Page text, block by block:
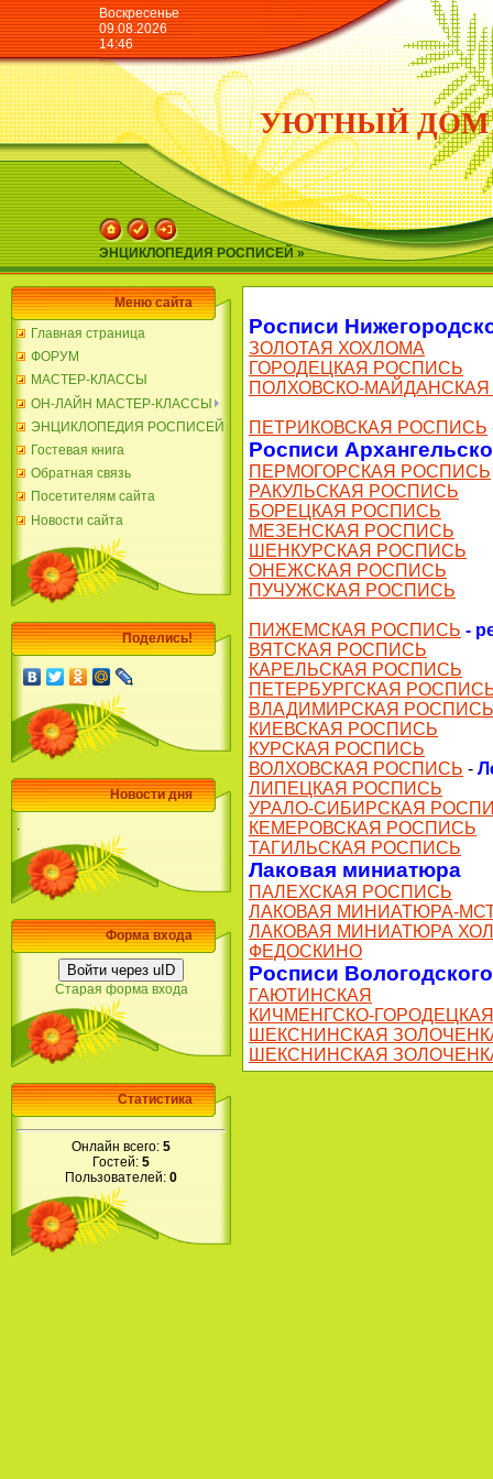
Воскресенье
09.08.2026
14:46
УЮТНЫЙ ДОМ
ЭНЦИКЛОПЕДИЯ РОСПИСЕЙ »
Меню сайта
Главная страница
ФОРУМ
МАСТЕР-КЛАССЫ
ОН-ЛАЙН МАСТЕР-КЛАССЫ
ЭНЦИКЛОПЕДИЯ РОСПИСЕЙ
Гостевая книга
Обратная связь
Посетителям сайта
Новости сайта
Поделись!
Новости дня
.
Форма входа
Войти через uID
Старая форма входа
Статистика
Онлайн всего: 5
Гостей: 5
Пользователей: 0
Росписи
ЗОЛОТАЯ ХОХЛОМА
ГОРОДЕЦКАЯ РОСПИСЬ
ПОЛХОВСКО-
ПЕТРИКОВСКАЯ РОСПИСЬ
Росписи
ПЕРМОГОРСКАЯ РОСПИСЬ
РАКУЛЬСКАЯ РОСПИСЬ
БОРЕЦКАЯ РОСПИСЬ
МЕЗЕНСКАЯ РОСПИСЬ
ШЕНКУРСКАЯ РОСПИСЬ
ОНЕЖСКАЯ РОСПИСЬ
ПУЧУЖСКАЯ РОСПИСЬ
ПИЖЕМСКАЯ РОСПИСЬ -
ВЯТСКАЯ РОСПИСЬ
КАРЕЛЬСКАЯ РОСПИСЬ
ПЕТЕРБУРГСКАЯ
ВЛАДИМИРСКАЯ РОСПИСЬ
КИЕВСКАЯ РОСПИСЬ
КУРСКАЯ РОСПИСЬ
ВОЛХОВСКАЯ РОСПИСЬ -
ЛИПЕЦКАЯ РОСПИСЬ
УРАЛО-СИБИРСКАЯ
КЕМЕРОВСКАЯ РОСПИСЬ
ТАГИЛЬСКАЯ РОСПИСЬ
Лаковая миниатюра
ПАЛЕХСКАЯ РОСПИСЬ
ЛАКОВАЯ МИНИАТЮРА-
ЛАКОВАЯ МИНИАТЮРА
ФЕДОСКИНО
Росписи
ГАЮТИНСКАЯ
КИЧМЕНГСКО-ГОРОДЕЦКАЯ
ШЕКСНИНСКАЯ
ШЕКСНИНСКАЯ